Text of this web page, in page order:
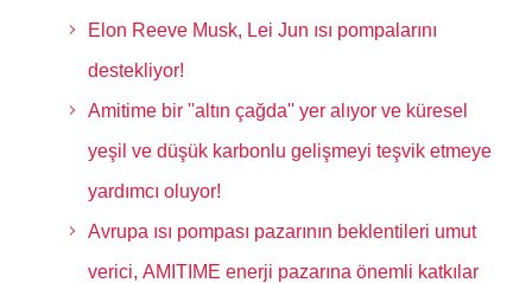
Elon Reeve Musk, Lei Jun ısı pompalarını
destekliyor!
Amitime bir ''altın çağda'' yer alıyor ve küresel
yeşil ve düşük karbonlu gelişmeyi teşvik etmeye
yardımcı oluyor!
Avrupa ısı pompası pazarının beklentileri umut
verici, AMITIME enerji pazarına önemli katkılar